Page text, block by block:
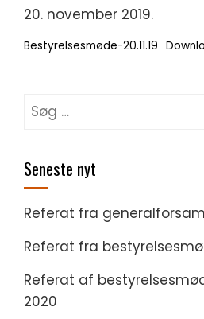
20. november 2019.
Bestyrelsesmøde-20.11.19
Søg
efter:
Seneste nyt
Referat fra
Referat fra
Referat af
2020